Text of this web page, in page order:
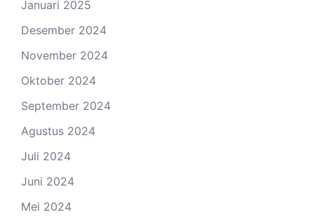
Januari 2025
Desember 2024
November 2024
Oktober 2024
September 2024
Agustus 2024
Juli 2024
Juni 2024
Mei 2024